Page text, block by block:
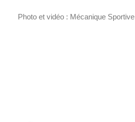
Photo et vidéo : Mécanique Sportive